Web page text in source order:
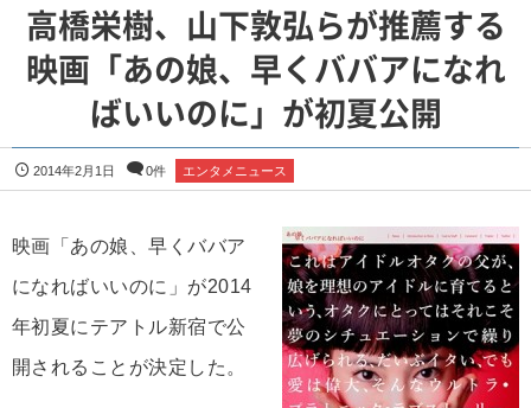
高橋栄樹、山下敦弘らが推薦する
映画「あの娘、早くババアになれ
ばいいのに」が初夏公開
2014年2月1日 0件 エンタメニュース
映画「あの娘、早くババア
になればいいのに」が2014
年初夏にテアトル新宿で公
開されることが決定した。